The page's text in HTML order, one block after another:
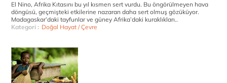
El Nino, Afrika Kıtasını bu yıl kısmen sert vurdu. Bu öngörülmeyen hava
döngüsü, geçmişteki etkilerine nazaran daha sert olmuş gözüküyor.
Madagaskar’daki tayfunlar ve güney Afrika’daki kuraklıkları..
Kategori : Doğal Hayat / Çevre